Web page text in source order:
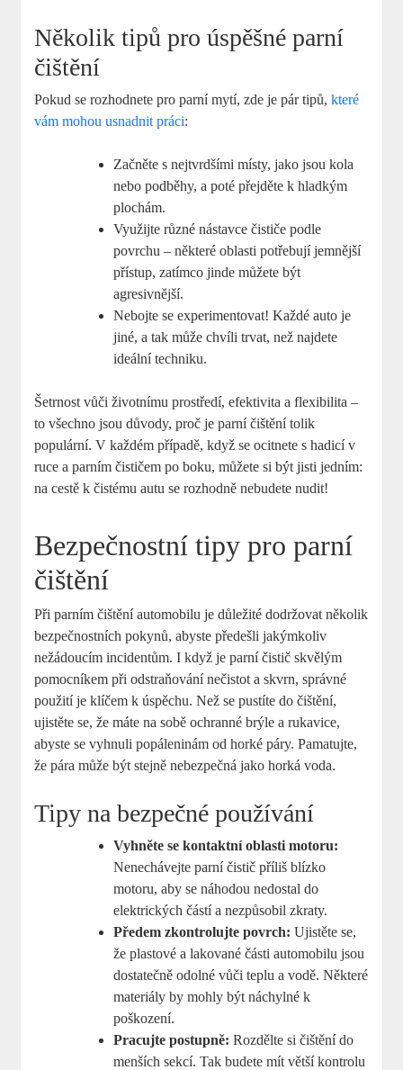
Několik tipů pro úspěšné parní
čištění
Pokud se rozhodnete pro parní mytí, zde je pár tipů,které
vám mohou usnadnit práci:
Začněte s nejtvrdšími místy, jako jsou kola
nebo podběhy, a poté přejděte k hladkým
plochám.
Využijte různé nástavce čističe podle
povrchu – některé oblasti potřebují jemnější
přístup, zatímco jinde můžete být
agresivnější.
Nebojte se experimentovat! Každé auto je
jiné, a tak může chvíli trvat, než najdete
ideální techniku.
Šetrnost vůči životnímu prostředí, efektivita a flexibilita –
to všechno jsou důvody, proč je parní čištění tolik
populární. V každém případě, když se ocitnete s hadicí v
ruce a parním čističem po boku, můžete si být jisti jedním:
na cestě k čistému autu se rozhodně nebudete nudit!
Bezpečnostní tipy pro parní
čištění
Při parním čištění automobilu je důležité dodržovat několik
bezpečnostních pokynů, abyste předešli jakýmkoliv
nežádoucím incidentům. I když je parní čistič skvělým
pomocníkem při odstraňování nečistot a skvrn, správné
použití je klíčem k úspěchu. Než se pustíte do čištění,
ujistěte se, že máte na sobě ochranné brýle a rukavice,
abyste se vyhnuli popáleninám od horké páry. Pamatujte,
že pára může být stejně nebezpečná jako horká voda.
Tipy na bezpečné používání
Vyhněte se kontaktní oblasti motoru:
Nenechávejte parní čistič příliš blízko
motoru, aby se náhodou nedostal do
elektrických částí a nezpůsobil zkraty.
Předem zkontrolujte povrch: Ujistěte se,
že plastové a lakované části automobilu jsou
dostatečně odolné vůči teplu a vodě. Některé
materiály by mohly být náchylné k
poškození.
Pracujte postupně: Rozdělte si čištění do
menších sekcí. Tak budete mít větší kontrolu